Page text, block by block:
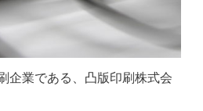
企業である、凸版印刷株式会